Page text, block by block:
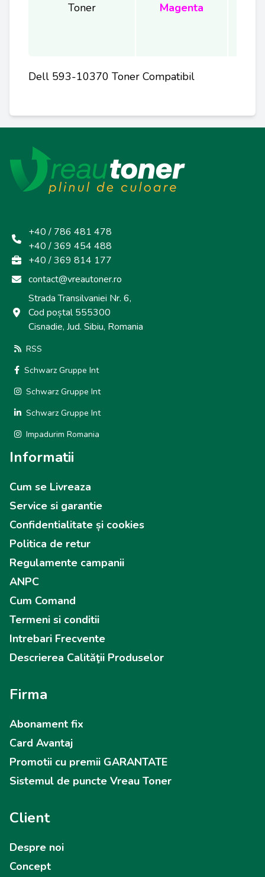
Toner Magenta
Dell 593-10370 Toner Compatibil
+40 / 786 481 478
+40 / 369 454 488
+40 / 369 814 177
contact@vreautoner.ro
Strada Transilvaniei Nr. 6,
Cod poștal 555300
Cisnadie, Jud. Sibiu, Romania
RSS
Schwarz Gruppe Int
Schwarz Gruppe Int
Schwarz Gruppe Int
Impadurim Romania
Informatii
Cum se Livreaza
Service si garantie
Confidentialitate și cookies
Politica de retur
Regulamente campanii
ANPC
Cum Comand
Termeni si conditii
Intrebari Frecvente
Descrierea Calităţii Produselor
Firma
Abonament fix
Card Avantaj
Promotii cu premii GARANTATE
Sistemul de puncte Vreau Toner
Client
Despre noi
Concept